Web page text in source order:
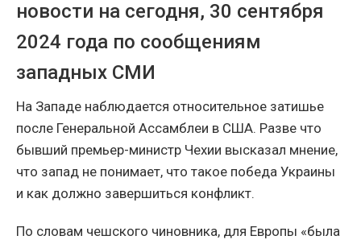
новости на сегодня, 30 сентября
2024 года по сообщениям
западных СМИ
На Западе наблюдается относительное затишье
после Генеральной Ассамблеи в США. Разве что
бывший премьер-министр Чехии высказал мнение,
что запад не понимает, что такое победа Украины
и как должно завершиться конфликт.
По словам чешского чиновника, для Европы «была